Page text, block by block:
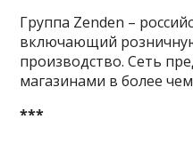
Группа Zenden –
включающий
производство. Сеть
магазинами в более
***